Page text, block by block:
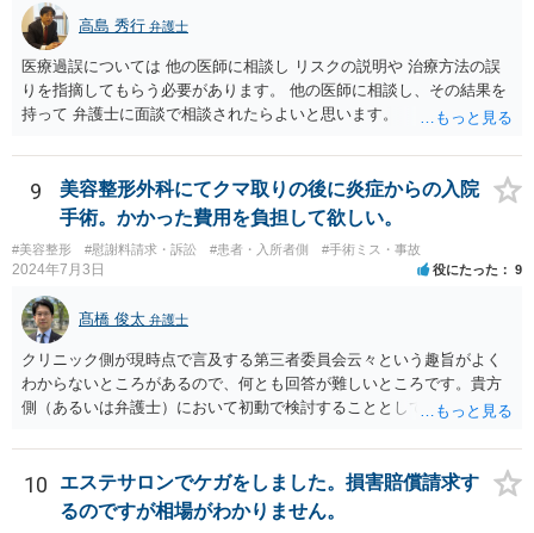
円滑に進めるためには早期に弁護士委任された方がよいのではないか
と思います。
高島 秀行 弁護士
医療過誤については 他の医師に相談し リスクの説明や 治療方法の誤
りを指摘してもらう必要があります。 他の医師に相談し、その結果を
持って 弁護士に面談で相談されたらよいと思います。
9
美容整形外科にてクマ取りの後に炎症からの入院
手術。かかった費用を負担して欲しい。
#美容整形 #慰謝料請求・訴訟 #患者・入所者側 #手術ミス・事故
2024年7月3日 役にたった 9
髙橋 俊太 弁護士
クリニック側が現時点で言及する第三者委員会云々という趣旨がよく
わからないところがあるので、何とも回答が難しいところです。貴方
側（あるいは弁護士）において初動で検討することとしては、クリニ
医師意見聴取などが考えられるかと思います。それらを踏まえてクリ
ニック側の過失を肯定できそうであれば、クリニックに対して具体的
に損害賠償請求をしていくことになります。
10
エステサロンでケガをしました。損害賠償請求す
るのですが相場がわかりません。